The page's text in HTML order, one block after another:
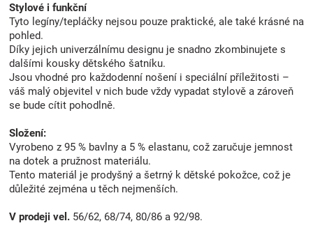
Stylové i funkční
Tyto legíny/tepláčky nejsou pouze praktické, ale také krásné na
pohled.
Díky jejich univerzálnímu designu je snadno zkombinujete s
dalšími kousky dětského šatníku.
Jsou vhodné pro každodenní nošení i speciální příležitosti –
váš malý objevitel v nich bude vždy vypadat stylově a zároveň
se bude cítit pohodlně.
Složení:
Vyrobeno z 95 % bavlny a 5 % elastanu, což zaručuje jemnost
na dotek a pružnost materiálu.
Tento materiál je prodyšný a šetrný k dětské pokožce, což je
důležité zejména u těch nejmenších.
V prodeji vel. 56/62, 68/74, 80/86 a 92/98.